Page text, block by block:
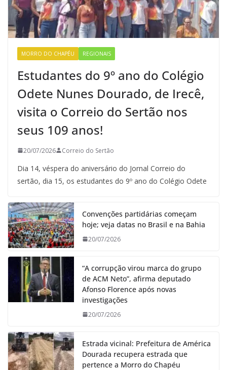
MORRO DO CHAPÉU REGIONAIS
Estudantes do 9º ano do Colégio
Odete Nunes Dourado, de Irecê,
visita o Correio do Sertão nos
seus 109 anos!
20/07/2026 Correio do Sertão
Dia 14, véspera do aniversário do Jornal Correio do
sertão, dia 15, os estudantes do 9º ano do Colégio Odete
Convenções partidárias começam
hoje; veja datas no Brasil e na Bahia
20/07/2026
“A corrupção virou marca do grupo
de ACM Neto”, afirma deputado
Afonso Florence após novas
investigações
20/07/2026
Estrada vicinal: Prefeitura de América
Dourada recupera estrada que
pertence a Morro do Chapéu